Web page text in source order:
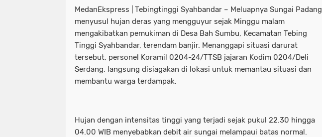
MedanEkspress | Tebingtinggi Syahbandar – Meluapnya Sungai Padang
menyusul hujan deras yang mengguyur sejak Minggu malam
mengakibatkan pemukiman di Desa Bah Sumbu, Kecamatan Tebing
Tinggi Syahbandar, terendam banjir. Menanggapi situasi darurat
tersebut, personel Koramil 0204-24/TTSB jajaran Kodim 0204/Deli
Serdang, langsung disiagakan di lokasi untuk memantau situasi dan
membantu warga terdampak.
Hujan dengan intensitas tinggi yang terjadi sejak pukul 22.30 hingga
04.00 WIB menyebabkan debit air sungai melampaui batas normal.